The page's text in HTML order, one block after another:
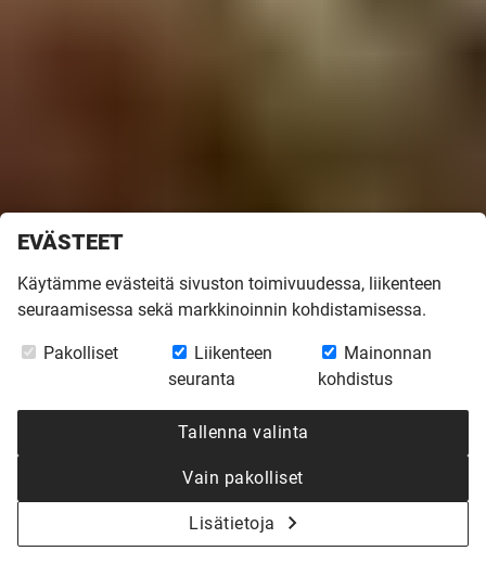
TEKSTIJUTTA YLÄ-MONONENKUVATJAANIS KERKIS
GOLFKENTÄN
LAIDALLA
Aiemman vapaa-ajan kotinsa itse
rakennuttaneet Viktoria ja Timo Herskoi eivät
voineet uskoa, kuinka vaivattomasti
EVÄSTEET
Käytämme evästeitä sivuston toimivuudessa, liikenteen
seuraamisessa sekä markkinoinnin kohdistamisessa.
Pakolliset
Liikenteen
seuranta
Mainonnan
kohdistus
Tallenna valinta
Vain pakolliset
Lisätietoja